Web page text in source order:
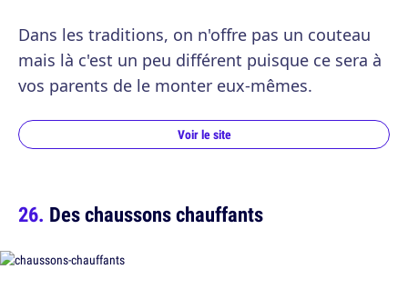
Dans les traditions, on n'offre pas un couteau
mais là c'est un peu différent puisque ce sera à
vos parents de le monter eux-mêmes.
Voir le site
Des chaussons chauffants